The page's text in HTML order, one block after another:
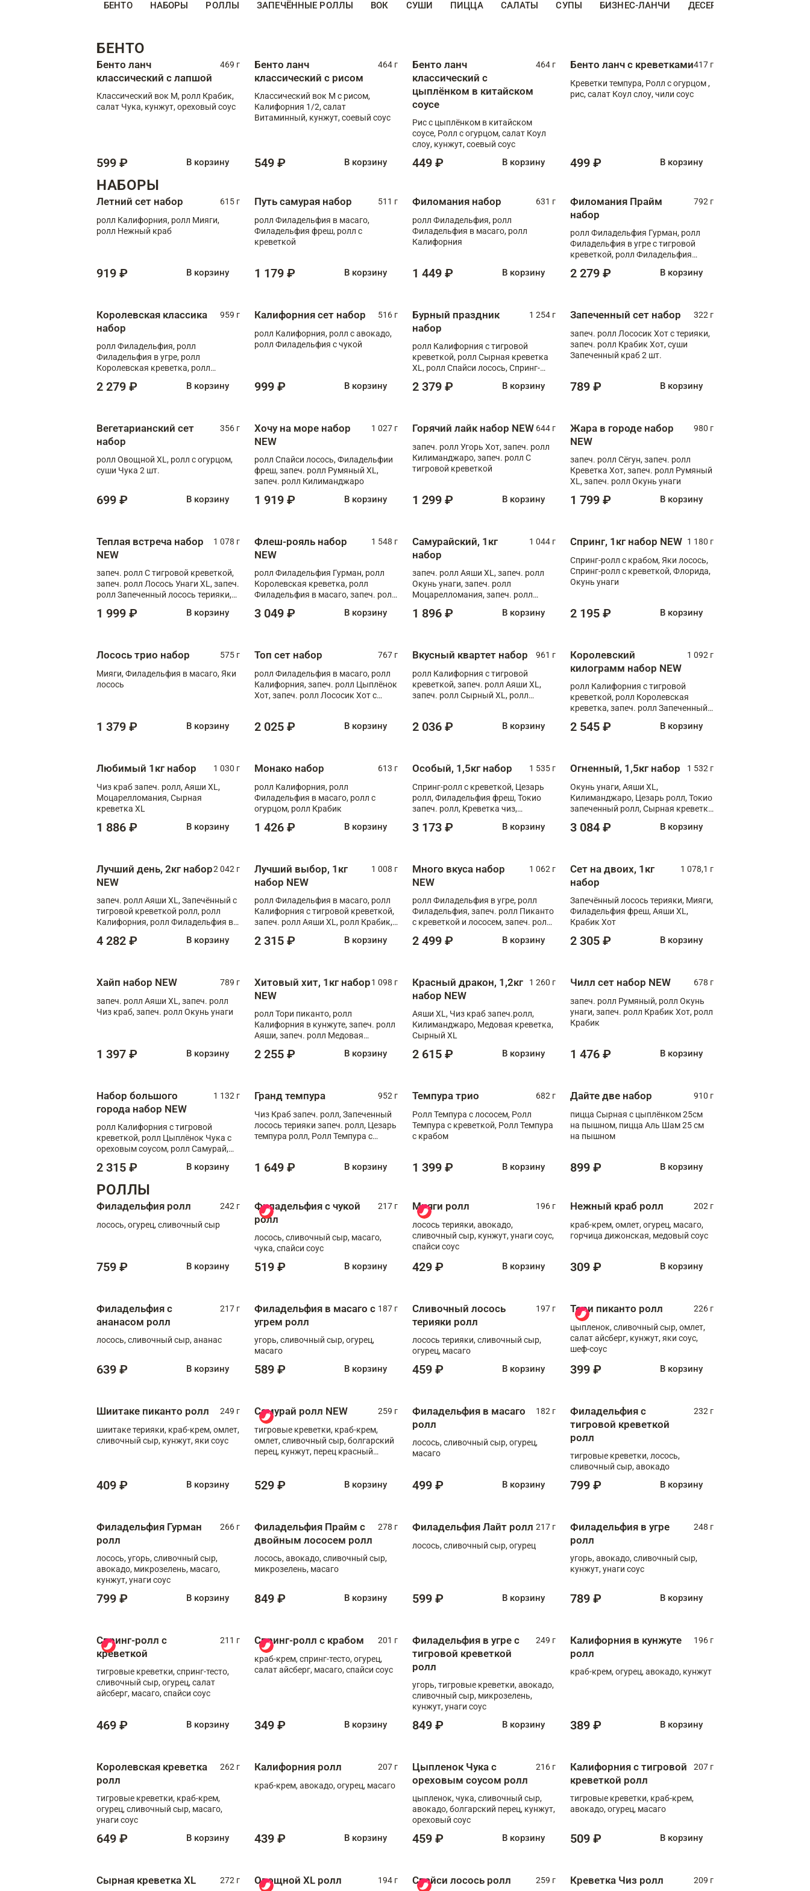
БЕНТО НАБОРЫ РОЛЛЫ ЗАПЕЧЁННЫЕ РОЛЛЫ ВОК СУШИ ПИЦЦА САЛАТЫ СУПЫ БИЗНЕС-ЛАНЧИ ДЕСЕРТЫ
БЕНТО
Бенто ланч
классический с лапшой
469 г
Классический вок М, ролл Крабик,
салат Чука, кунжут, ореховый соус
599 ₽ В корзину
Бенто ланч
классический с рисом
464 г
Классический вок М с рисом,
Калифорния 1/2, салат
Витаминный, кунжут, соевый соус
549 ₽ В корзину
Бенто ланч
классический с
цыплёнком в китайском
соусе
464 г
Рис с цыплёнком в китайском
соусе, Ролл с огурцом, салат Коул
слоу, кунжут, соевый соус
449 ₽ В корзину
Бенто ланч с креветками417 г
Креветки темпура, Ролл с огурцом ,
рис, салат Коул слоу, чили соус
499 ₽ В корзину
НАБОРЫ
Летний сет набор
615 г
ролл Калифорния, ролл Мияги,
ролл Нежный краб
919 ₽ В корзину
Путь самурая набор
511 г
ролл Филадельфия в масаго,
Филадельфия фреш, ролл с
креветкой
1 179 ₽ В корзину
Филомания набор
631 г
ролл Филадельфия, ролл
Филадельфия в масаго, ролл
Калифорния
1 449 ₽ В корзину
Филомания Прайм
набор
792 г
ролл Филадельфия Гурман, ролл
Филадельфия в угре с тигровой
креветкой, ролл Филадельфия
2 279 ₽ В корзину
Королевская классика
набор
959 г
ролл Филадельфия, ролл
Филадельфия в угре, ролл
Королевская креветка, ролл
2 279 ₽ В корзину
Калифорния сет набор
516 г
ролл Калифорния, ролл с авокадо,
ролл Филадельфия с чукой
999 ₽ В корзину
Бурный праздник
набор
1 254 г
ролл Калифорния с тигровой
креветкой, ролл Сырная креветка
XL, ролл Спайси лосось, Спринг-
Медовая креветка
2 379 ₽ В корзину
Запеченный сет набор
322 г
запеч. ролл Лососик Хот с терияки,
запеч. ролл Крабик Хот, суши
Запеченный краб 2 шт.
789 ₽ В корзину
Вегетарианский сет
набор
356 г
ролл Овощной XL, ролл с огурцом,
суши Чука 2 шт.
699 ₽ В корзину
Хочу на море набор
NEW
1 027 г
ролл Спайси лосось, Филадельфии
фреш, запеч. ролл Румяный XL,
запеч. ролл Килиманджаро
1 919 ₽ В корзину
Горячий лайк набор NEW 644 г
запеч. ролл Угорь Хот, запеч. ролл
Килиманджаро, запеч. ролл С
тигровой креветкой
1 299 ₽ В корзину
Жара в городе набор
NEW
980 г
запеч. ролл Сёгун, запеч. ролл
Креветка Хот, запеч. ролл Румяный
XL, запеч. ролл Окунь унаги
1 799 ₽ В корзину
Теплая встреча набор
NEW
1 078 г
запеч. ролл С тигровой креветкой,
запеч. ролл Лосось Унаги XL, запеч.
ролл Запеченный лосось терияки,
1 999 ₽ В корзину
Флеш-рояль набор
NEW
1 548 г
ролл Филадельфия Гурман, ролл
Королевская креветка, ролл
Филадельфия в масаго, запеч. ролл
Тигровая креветка с моцареллой,
3 049 ₽ В корзину
Самурайский, 1кг
набор
1 044 г
запеч. ролл Аяши XL, запеч. ролл
Окунь унаги, запеч. ролл
Моцарелломания, запеч. ролл
1 896 ₽ В корзину
Спринг, 1кг набор NEW 1 180 г
Спринг-ролл с крабом, Яки лосось,
Спринг-ролл с креветкой, Флорида,
Окунь унаги
2 195 ₽ В корзину
Лосось трио набор
575 г
Мияги, Филадельфия в масаго, Яки
лосось
1 379 ₽ В корзину
Топ сет набор
767 г
ролл Филадельфия в масаго, ролл
Калифорния, запеч. ролл Цыплёнок
Хот, запеч. ролл Лососик Хот с
2 025 ₽ В корзину
Вкусный квартет набор
961 г
ролл Калифорния с тигровой
креветкой, запеч. ролл Аяши XL,
запеч. ролл Сырный XL, ролл
2 036 ₽ В корзину
Королевский
килограмм набор NEW
1 092 г
ролл Калифорния с тигровой
креветкой, ролл Королевская
креветка, запеч. ролл Запеченный
XL, запеч. ролл Крабик Хот
2 545 ₽ В корзину
Любимый 1кг набор
1 030 г
Чиз краб запеч. ролл, Аяши XL,
Моцарелломания, Сырная
креветка XL
1 886 ₽ В корзину
Монако набор
613 г
ролл Калифорния, ролл
Филадельфия в масаго, ролл с
огурцом, ролл Крабик
1 426 ₽ В корзину
Особый, 1,5кг набор
1 535 г
Спринг-ролл с креветкой, Цезарь
ролл, Филадельфия фреш, Токио
запеч. ролл, Креветка чиз,
Флорида
3 173 ₽ В корзину
Огненный, 1,5кг набор
1 532 г
Окунь унаги, Аяши XL,
Килиманджаро, Цезарь ролл, Токио
запеченный ролл, Сырная креветка
3 084 ₽ В корзину
Лучший день, 2кг набор
NEW
2 042 г
запеч. ролл Аяши XL, Запечённый с
тигровой креветкой ролл, ролл
Калифорния, ролл Филадельфия в
запеч. ролл Моцарелломания, ролл
4 282 ₽ В корзину
Лучший выбор, 1кг
набор NEW
1 008 г
ролл Филадельфия в масаго, ролл
Калифорния с тигровой креветкой,
запеч. ролл Аяши XL, ролл Крабик,
2 315 ₽ В корзину
Много вкуса набор
NEW
1 062 г
ролл Филадельфия в угре, ролл
Филадельфия, запеч. ролл Пиканто
с креветкой и лососем, запеч. ролл
2 499 ₽ В корзину
Сет на двоих, 1кг
набор
1 078,1 г
Запечённый лосось терияки, Мияги,
Филадельфия фреш, Аяши XL,
Крабик Хот
2 305 ₽ В корзину
Хайп набор NEW
789 г
запеч. ролл Аяши XL, запеч. ролл
Чиз краб, запеч. ролл Окунь унаги
1 397 ₽ В корзину
Хитовый хит, 1кг набор
NEW
1 098 г
ролл Тори пиканто, ролл
Калифорния в кунжуте, запеч. ролл
Аяши, запеч. ролл Медовая
чукой
2 255 ₽ В корзину
Красный дракон, 1,2кг
набор NEW
1 260 г
Аяши XL, Чиз краб запеч.ролл,
Килиманджаро, Медовая креветка,
Сырный XL
2 615 ₽ В корзину
Чилл сет набор NEW
678 г
запеч. ролл Румяный, ролл Окунь
унаги, запеч. ролл Крабик Хот, ролл
Крабик
1 476 ₽ В корзину
Набор большого
города набор NEW
1 132 г
ролл Калифорния с тигровой
креветкой, ролл Цыплёнок Чука с
ореховым соусом, ролл Самурай,
ролл с крабом
2 315 ₽ В корзину
Гранд темпура
952 г
Чиз Краб запеч. ролл, Запеченный
лосось терияки запеч. ролл, Цезарь
темпура ролл, Ролл Темпура с
1 649 ₽ В корзину
Темпура трио
682 г
Ролл Темпура с лососем, Ролл
Темпура с креветкой, Ролл Темпура
с крабом
1 399 ₽ В корзину
Дайте две набор
910 г
пицца Сырная с цыплёнком 25см
на пышном, пицца Аль Шам 25 см
на пышном
899 ₽ В корзину
РОЛЛЫ
Филадельфия ролл
242 г
лосось, огурец, сливочный сыр
759 ₽ В корзину
Филадельфия с чукой
ролл
217 г
лосось, сливочный сыр, масаго,
чука, спайси соус
519 ₽ В корзину
Мияги ролл
196 г
лосось терияки, авокадо,
сливочный сыр, кунжут, унаги соус,
спайси соус
429 ₽ В корзину
Нежный краб ролл
202 г
краб-крем, омлет, огурец, масаго,
горчица дижонская, медовый соус
309 ₽ В корзину
Филадельфия с
ананасом ролл
217 г
лосось, сливочный сыр, ананас
639 ₽ В корзину
Филадельфия в масаго с
угрем ролл
187 г
угорь, сливочный сыр, огурец,
масаго
589 ₽ В корзину
Сливочный лосось
терияки ролл
197 г
лосось терияки, сливочный сыр,
огурец, масаго
459 ₽ В корзину
Тори пиканто ролл
226 г
цыпленок, сливочный сыр, омлет,
салат айсберг, кунжут, яки соус,
шеф-соус
399 ₽ В корзину
Шиитаке пиканто ролл
249 г
шиитаке терияки, краб-крем, омлет,
сливочный сыр, кунжут, яки соус
409 ₽ В корзину
Самурай ролл NEW
259 г
тигровые креветки, краб-крем,
омлет, сливочный сыр, болгарский
перец, кунжут, перец красный
529 ₽ В корзину
Филадельфия в масаго
ролл
182 г
лосось, сливочный сыр, огурец,
масаго
499 ₽ В корзину
Филадельфия с
тигровой креветкой
ролл
232 г
тигровые креветки, лосось,
сливочный сыр, авокадо
799 ₽ В корзину
Филадельфия Гурман
ролл
266 г
лосось, угорь, сливочный сыр,
авокадо, микрозелень, масаго,
кунжут, унаги соус
799 ₽ В корзину
Филадельфия Прайм с
двойным лососем ролл
278 г
лосось, авокадо, сливочный сыр,
микрозелень, масаго
849 ₽ В корзину
Филадельфия Лайт ролл 217 г
лосось, сливочный сыр, огурец
599 ₽ В корзину
Филадельфия в угре
ролл
248 г
угорь, авокадо, сливочный сыр,
кунжут, унаги соус
789 ₽ В корзину
Спринг-ролл с
креветкой
211 г
тигровые креветки, спринг-тесто,
сливочный сыр, огурец, салат
айсберг, масаго, спайси соус
469 ₽ В корзину
Спринг-ролл с крабом
201 г
краб-крем, спринг-тесто, огурец,
салат айсберг, масаго, спайси соус
349 ₽ В корзину
Филадельфия в угре с
тигровой креветкой
ролл
249 г
угорь, тигровые креветки, авокадо,
сливочный сыр, микрозелень,
кунжут, унаги соус
849 ₽ В корзину
Калифорния в кунжуте
ролл
196 г
краб-крем, огурец, авокадо, кунжут
389 ₽ В корзину
Королевская креветка
ролл
262 г
тигровые креветки, краб-крем,
огурец, сливочный сыр, масаго,
унаги соус
649 ₽ В корзину
Калифорния ролл
207 г
краб-крем, авокадо, огурец, масаго
439 ₽ В корзину
Цыпленок Чука с
ореховым соусом ролл
216 г
цыпленок, чука, сливочный сыр,
авокадо, болгарский перец, кунжут,
ореховый соус
459 ₽ В корзину
Калифорния с тигровой
креветкой ролл
207 г
тигровые креветки, краб-крем,
авокадо, огурец, масаго
509 ₽ В корзину
Сырная креветка XL
272 г Овощной XL ролл 194 г Спайси лосось ролл 259 г Креветка Чиз ролл 209 г